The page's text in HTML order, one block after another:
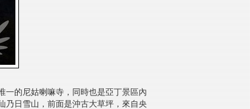
一的尼姑喇嘛寺，同時也是亞丁景區內
乃日雪山，前面是沖古大草坪，來自央